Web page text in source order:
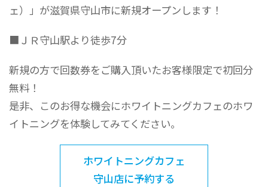
ェ）」が滋賀県守山市に新規オープンします！
■ＪＲ守山駅より徒歩7分
新規の方で回数券をご購入頂いたお客様限定で初回分
無料！
是非、このお得な機会にホワイトニングカフェのホワ
イトニングを体験してみてください。
ホワイトニングカフェ
守山店に予約する